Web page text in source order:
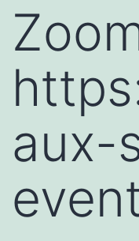
aux-